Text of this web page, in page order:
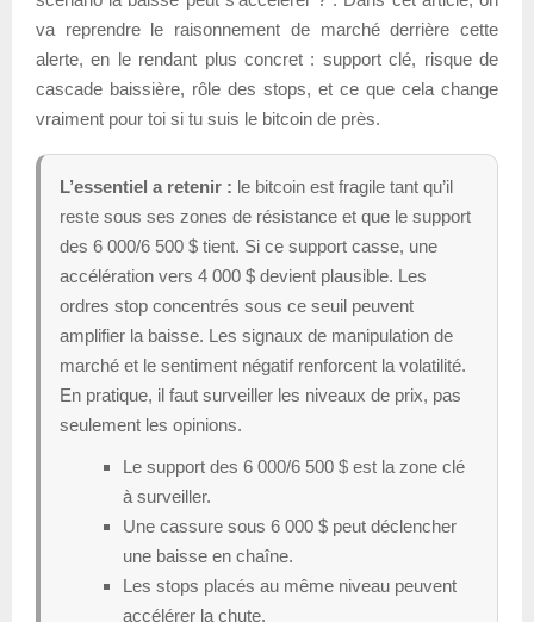
va reprendre le raisonnement de marché derrière cette
alerte, en le rendant plus concret : support clé, risque de
cascade baissière, rôle des stops, et ce que cela change
vraiment pour toi si tu suis le bitcoin de près.
L’essentiel a retenir : le bitcoin est fragile tant qu’il
reste sous ses zones de résistance et que le support
des 6 000/6 500 $ tient. Si ce support casse, une
accélération vers 4 000 $ devient plausible. Les
ordres stop concentrés sous ce seuil peuvent
amplifier la baisse. Les signaux de manipulation de
marché et le sentiment négatif renforcent la volatilité.
En pratique, il faut surveiller les niveaux de prix, pas
seulement les opinions.
Le support des 6 000/6 500 $ est la zone clé
à surveiller.
Une cassure sous 6 000 $ peut déclencher
une baisse en chaîne.
Les stops placés au même niveau peuvent
accélérer la chute.